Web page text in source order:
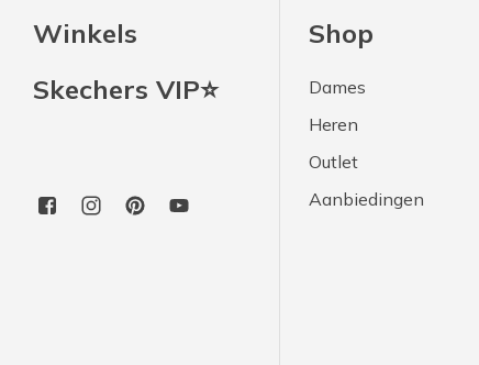
Winkels
Skechers VIP⭐
Shop
Dames
Heren
Outlet
Aanbiedingen